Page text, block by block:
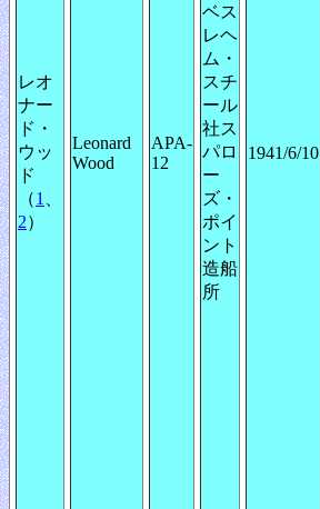
レオ
ナー
ド・
ウッ
ド
（1
2）
Leonard
Wood
APA-
12
ベス
レヘ
ム・
スチ
ール
社ス
パロ
ー
ズ・
ポイ
ント
造船
所
1941/6/10